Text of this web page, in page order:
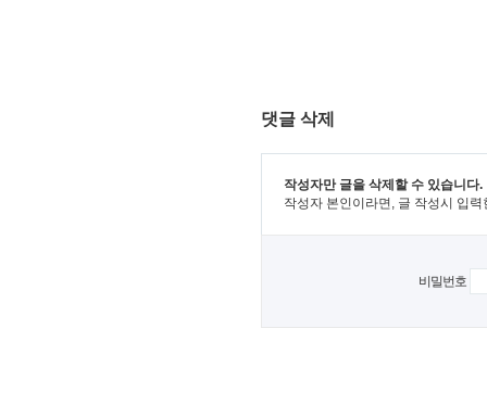
댓글 삭제
작성자만 글을 삭제할 수 있습니다.
작성자 본인이라면, 글 작성시 입
비밀번호